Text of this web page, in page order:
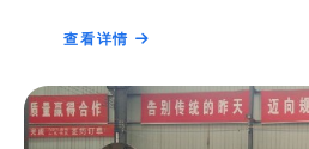
查看详情